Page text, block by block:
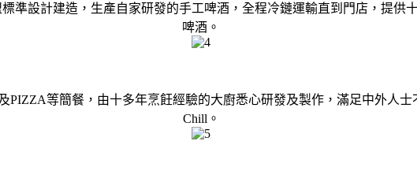
準設計建造，生產自家研發的手工啤酒，全程冷鏈運輸直到門店，提供
啤酒。
PIZZA等簡餐，由十多年烹飪經驗的大廚悉心研發及製作，滿足中外人
Chill。